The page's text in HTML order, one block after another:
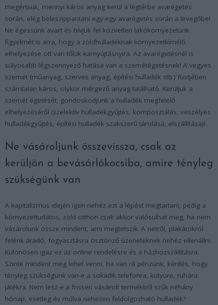
megértsük, mennyi káros anyag kerül a légtérbe avarégetés
során, elég beleszippantani egy-egy avarégetés során a levegőbe!
Ne égessünk avart és hívjuk fel közvetlen lakókörnyezetünk
figyelmét is arra, hogy a zöldhulladéknak környezetkímélő
elhelyezése ott van tőlük karnyújtásnyira. Az avarégetésnél is
súlyosabb légszennyező hatása van a szemétégetésnek! A vegyes
szemét (műanyag, szerves anyag, építési hulladék stb.) füstjében
számtalan káros, olykor mérgező anyag található. Kerüljük a
szemét égetését, gondoskodjunk a hulladék megfelelő
elhelyezéséről (szelektív hulladékgyűjtés, komposztálás, veszélyes
hulladékgyűjtés, építési hulladék szakszerű tárolása, elszállítása)!
Ne vásároljunk összevissza, csak az
kerüljön a bevásárlókocsiba, amire tényleg
szükségünk van
A kapitalizmus idején igen nehéz ezt a lépést megtartani, pedig a
környezettudatos, zöld otthon csak akkor valósulhat meg, ha nem
vásárolunk össze mindent, ami megtetszik. A netről, plakátokról
felénk áradó, fogyasztásra ösztönző üzeneteknek nehéz ellenállni.
Különösen igaz ez az online rendelésre és a házhozszállításra.
Szinte mindent meg lehet venni, ha van rá pénzünk, kérdés, hogy
tényleg szükségünk van-e a sokadik telefonra, kütyüre, ruhára
játékra. Nem lesz-e a frissen vásárolt termékből szűk néhány
hónap, esetleg év múlva nehezen feldolgozható hulladék?